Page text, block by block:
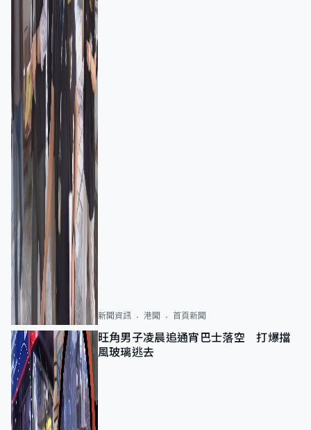
新聞資訊 港聞 首頁新聞
旺角男子凌晨追通宵巴士落空 打爆擋
風玻璃逃去